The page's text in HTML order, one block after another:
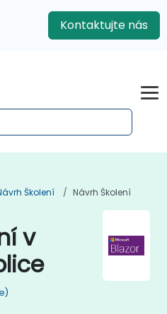
Kontaktujte nás
Školení Návrh Školení
v